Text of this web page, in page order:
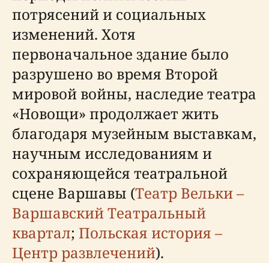
потрясений и социальных
изменений. Хотя
первоначальное здание было
разрушено во время Второй
мировой войны, наследие театра
«Новощи» продолжает жить
благодаря музейным выставкам,
научным исследованиям и
сохраняющейся театральной
сцене Варшавы (Театр Вельки –
Варшавский Театральный
квартал; Польская история –
Центр развлечений).